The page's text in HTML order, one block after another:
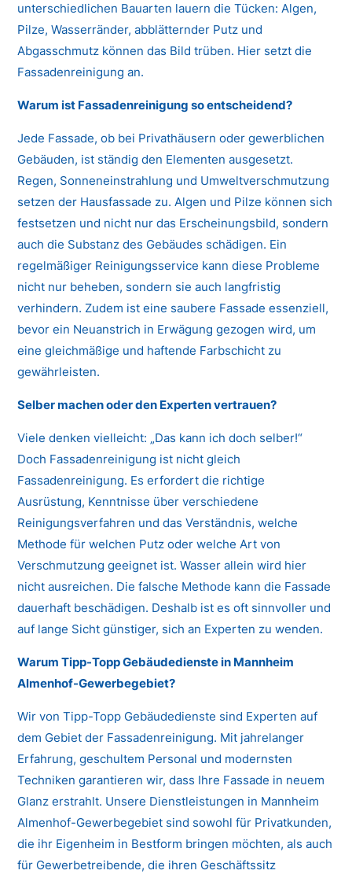
unterschiedlichen Bauarten lauern die Tücken: Algen,
Pilze, Wasserränder, abblätternder Putz und
Abgasschmutz können das Bild trüben. Hier setzt die
Fassadenreinigung an.
Warum ist Fassadenreinigung so entscheidend?
Jede Fassade, ob bei Privathäusern oder gewerblichen
Gebäuden, ist ständig den Elementen ausgesetzt.
Regen, Sonneneinstrahlung und Umweltverschmutzung
setzen der Hausfassade zu. Algen und Pilze können sich
festsetzen und nicht nur das Erscheinungsbild, sondern
auch die Substanz des Gebäudes schädigen. Ein
regelmäßiger Reinigungsservice kann diese Probleme
nicht nur beheben, sondern sie auch langfristig
verhindern. Zudem ist eine saubere Fassade essenziell,
bevor ein Neuanstrich in Erwägung gezogen wird, um
eine gleichmäßige und haftende Farbschicht zu
gewährleisten.
Selber machen oder den Experten vertrauen?
Viele denken vielleicht: „Das kann ich doch selber!“
Doch Fassadenreinigung ist nicht gleich
Fassadenreinigung. Es erfordert die richtige
Ausrüstung, Kenntnisse über verschiedene
Reinigungsverfahren und das Verständnis, welche
Methode für welchen Putz oder welche Art von
Verschmutzung geeignet ist. Wasser allein wird hier
nicht ausreichen. Die falsche Methode kann die Fassade
dauerhaft beschädigen. Deshalb ist es oft sinnvoller und
auf lange Sicht günstiger, sich an Experten zu wenden.
Warum Tipp-Topp Gebäudedienste in Mannheim
Almenhof-Gewerbegebiet?
Wir von Tipp-Topp Gebäudedienste sind Experten auf
dem Gebiet der Fassadenreinigung. Mit jahrelanger
Erfahrung, geschultem Personal und modernsten
Techniken garantieren wir, dass Ihre Fassade in neuem
Glanz erstrahlt. Unsere Dienstleistungen in Mannheim
Almenhof-Gewerbegebiet sind sowohl für Privatkunden,
die ihr Eigenheim in Bestform bringen möchten, als auch
für Gewerbetreibende, die ihren Geschäftssitz